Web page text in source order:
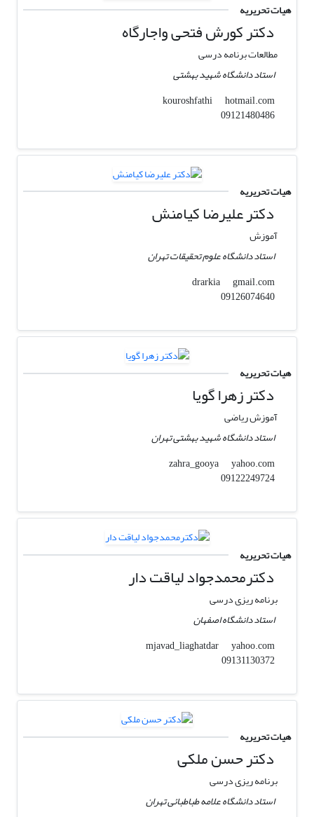
هیات تحریریه
دکتر کورش فتحی واجارگاه
مطالعات برنامه درسی
استاد دانشگاه شهید بهشتی
kouroshfathi
hotmail.com
09121480486
هیات تحریریه
دکتر علیرضا کیامنش
آموزش
استاد دانشگاه علوم تحقیقات تهران
drarkia
gmail.com
09126074640
هیات تحریریه
دکتر زهرا گویا
آموزش ریاضی
استاد دانشگاه شهید بهشتی تهران
zahra_gooya
yahoo.com
09122249724
هیات تحریریه
دکترمحمدجواد لیاقت دار
برنامه ریزی درسی
استاد دانشگاه اصفهان
mjavad_liaghatdar
yahoo.com
09131130372
هیات تحریریه
دکتر حسن ملکی
برنامه ریزی درسی
استاد دانشگاه علامه طباطبائی تهران